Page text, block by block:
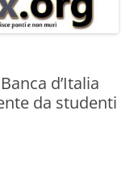
d’Italia
da studenti